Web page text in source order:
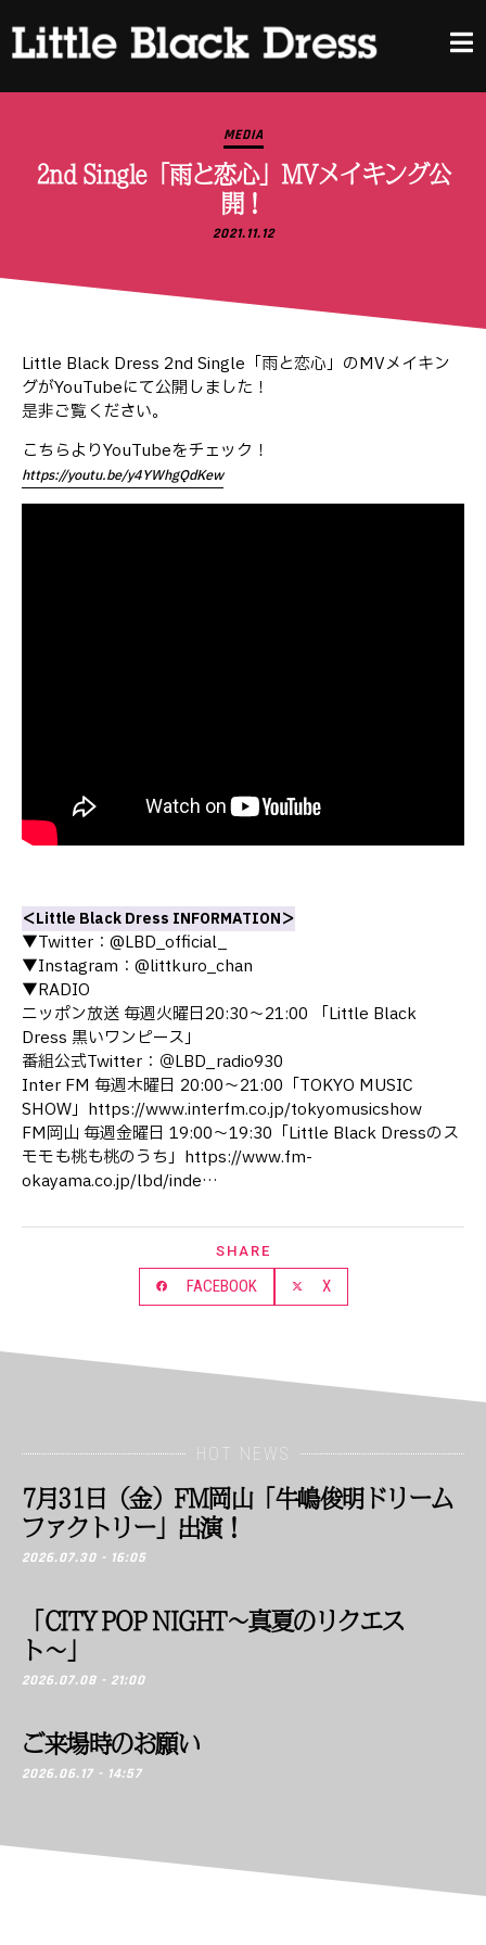
MEDIA
2nd Single「雨と恋心」MVメイキング公
開！
2021.11.12
Little Black Dress 2nd Single「雨と恋心」のMVメイキン
グがYouTubeにて公開しました！
是非ご覧ください。
こちらよりYouTubeをチェック！
https://youtu.be/y4YWhgQdKew
＜Little Black Dress INFORMATION＞
▼Twitter：@LBD_official_
▼Instagram：@littkuro_chan
▼RADIO
ニッポン放送 毎週火曜日20:30～21:00 「Little Black
Dress 黒いワンピース」
番組公式Twitter：＠LBD_radio930
Inter FM 毎週木曜日 20:00〜21:00「TOKYO MUSIC
SHOW」https://www.interfm.co.jp/tokyomusicshow
FM岡山 毎週金曜日 19:00～19:30「Little Black Dressのス
モモも桃も桃のうち」https://www.fm-
okayama.co.jp/lbd/inde…
SHARE
FACEBOOK X
HOT NEWS
7月31日（金）FM岡山「牛嶋俊明ドリーム
ファクトリー」出演！
2026.07.30 - 16:05
「CITY POP NIGHT〜真夏のリクエス
ト〜」
2026.07.08 - 21:00
ご来場時のお願い
2026.06.17 - 14:57